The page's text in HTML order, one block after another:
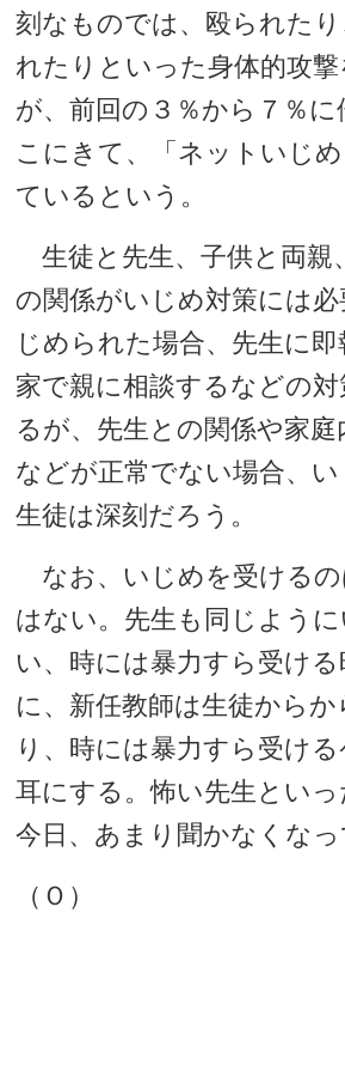
刻なものでは、殴られた
れたりといった身体的攻
が、前回の３％から７％に
こにきて、「ネットいじ
ているという。
生徒と先生、子供と両親
の関係がいじめ対策には
じめられた場合、先生に即
家で親に相談するなどの
るが、先生との関係や家庭
などが正常でない場合、
生徒は深刻だろう。
なお、いじめを受ける
はない。先生も同じよう
い、時には暴力すら受け
に、新任教師は生徒からか
り、時には暴力すら受ける
耳にする。怖い先生とい
今日、あまり聞かなくなっ
（Ｏ）